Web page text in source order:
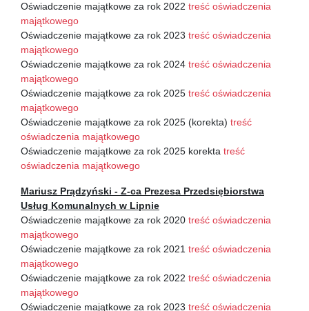
Oświadczenie majątkowe za rok 2022 treść oświadczenia
majątkowego
Oświadczenie majątkowe za rok 2023 treść oświadczenia
majątkowego
Oświadczenie majątkowe za rok 2024 treść oświadczenia
majątkowego
Oświadczenie majątkowe za rok 2025 treść oświadczenia
majątkowego
Oświadczenie majątkowe za rok 2025 (korekta) treść
oświadczenia majątkowego
Oświadczenie majątkowe za rok 2025 korekta treść
oświadczenia majątkowego
Mariusz Prądzyński - Z-ca Prezesa Przedsiębiorstwa
Usług Komunalnych w Lipnie
Oświadczenie majątkowe za rok 2020 treść oświadczenia
majątkowego
Oświadczenie majątkowe za rok 2021 treść oświadczenia
majątkowego
Oświadczenie majątkowe za rok 2022 treść oświadczenia
majątkowego
Oświadczenie majątkowe za rok 2023 treść oświadczenia